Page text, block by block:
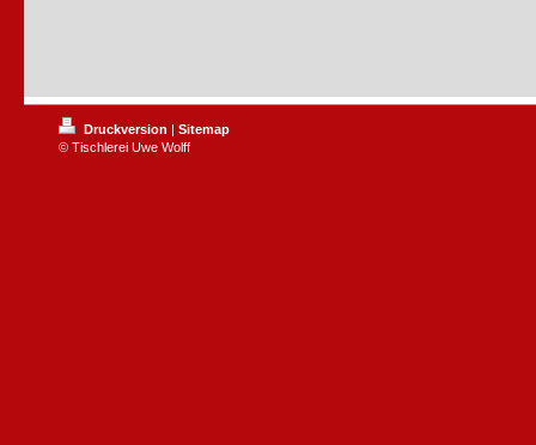
Druckversion | Sitemap
© Tischlerei Uwe Wolff